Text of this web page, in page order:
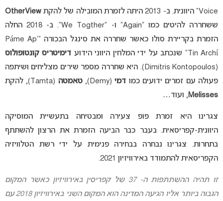
Voice” היוונית. ב- 2013 היתה לזמרת המובילה של להקת
OtherView
ששחררה להיטים כמו “Again” ו- “We Togther”. ב- 2018 החלה
הזמרת בקריירת סולו כאשר שחררה את סינגל הבכורה “Páme Ap’
Tin Archí” שנכתב על ידי המלחין היווני הידוע
דימיטריס קונטופולוס
(Dimitris Kontopoulos). היא שחררה מספר שירים מצליחים ושיתפה
פעולה עם זמרים ידועים כמו דמי(Demy), טאמטה (Tamta), להקת
Melisses, ועוד…
צגרינו היא זמרת פופ צעירה ומבטיחה בתעשיית המוסיקה
היוונית-קפריסאית. בעבר כבר הביעה הזמרת את הרצון להשתתף
בתחרות. צגרינו נבחרה בבחירה פנימית על ידי רשת הטלוויזיה
הקפריסאית להתמודד באירוויזיון 2021.
זו תהיה ההשתתפות ה- 37 של קפריסין באירוויזיון כאשר המקום
הגבוה ביותר אליו הגיעה המדינה הוא המקום השני באירוויזיון 2018 עם